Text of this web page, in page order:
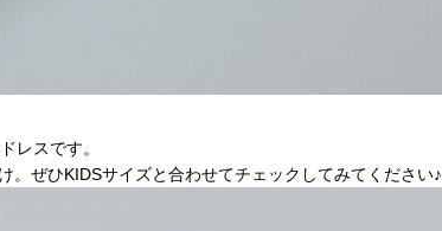
レスです。
。ぜひKIDSサイズと合わせてチェックしてみてください♪